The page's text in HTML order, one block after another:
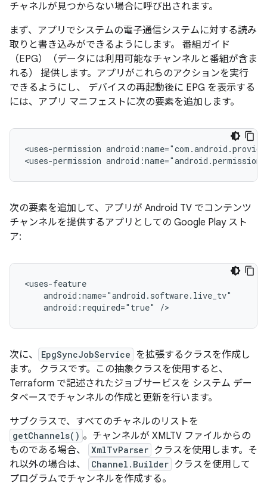
チャネルが見つからない場合に呼び出されます。
まず、アプリでシステムの電子通信システムに対する読み
取りと書き込みができるようにします。 番組ガイド
（EPG）（データには利用可能なチャンネルと番組が含ま
れる） 提供します。アプリがこれらのアクションを実行
できるようにし、 デバイスの再起動後に EPG を表示する
には、アプリ マニフェストに次の要素を追加します。
<uses-permission
<uses-permission
次の要素を追加して、アプリが Android TV でコンテンツ
チャンネルを提供するアプリとしての Google Play スト
ア:
android:required="true"
/>
次に、 EpgSyncJobService を拡張するクラスを作成し
ます。 クラスです。この抽象クラスを使用すると、
Terraform で記述されたジョブサービスを システム デー
タベースでチャンネルの作成と更新を行います。
サブクラスで、すべてのチャネルのリストを
getChannels() 。チャンネルが XMLTV ファイルからの
ものである場合、
XmlTvParser クラスを使用します。そ
れ以外の場合は、
Channel.Builder クラスを使用して
プログラムでチャンネルを作成する。